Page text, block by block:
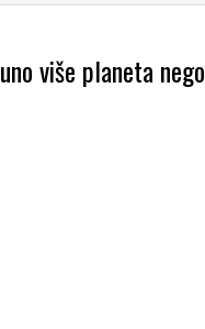
više planeta nego